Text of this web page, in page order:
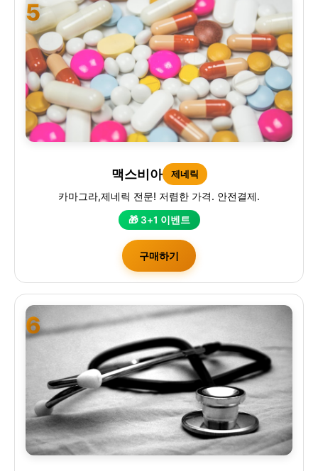
5
맥스비아 제네릭
카마그라,제네릭 전문! 저렴한 가격. 안전결제.
🎁 3+1 이벤트
구매하기
6